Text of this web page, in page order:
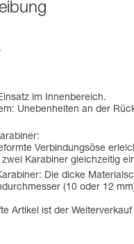
im Innenbereich.
Unebenheiten an der
Verbindungsöse
Karabiner gleichzeitig
Die dicke
(10 oder 12
Artikel ist der